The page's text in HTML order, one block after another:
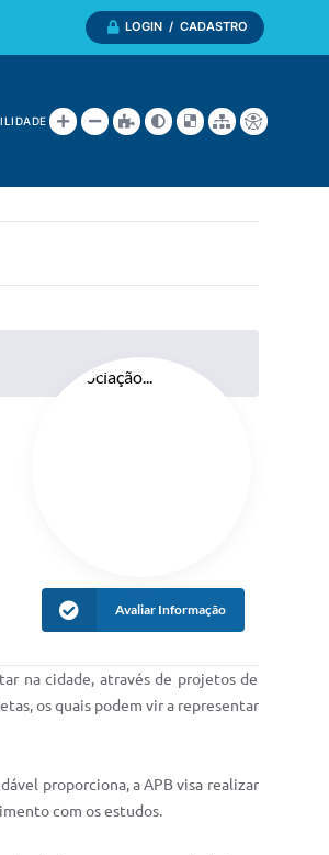
LOGIN / CADASTRO
Avaliar Informação
na cidade, através de projetos de
os quais podem vir a representar
proporciona, a APB visa realizar
com os estudos.